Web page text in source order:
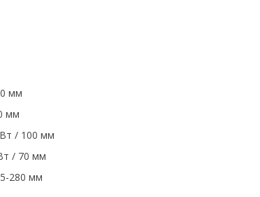
мм
мм
/ 100 мм
/ 70 мм
280 мм